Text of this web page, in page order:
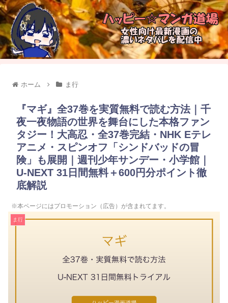
ホーム ま行
『マギ』全37巻を実質無料で読む方法｜千
夜一夜物語の世界を舞台にした本格ファン
タジー！大高忍・全37巻完結・NHK Eテレ
アニメ・スピンオフ「シンドバッドの冒
険」も展開｜週刊少年サンデー・小学館｜
U-NEXT 31日間無料＋600円分ポイント徹
底解説
※本ページにはプロモーション（広告）が含まれてます。
ま行